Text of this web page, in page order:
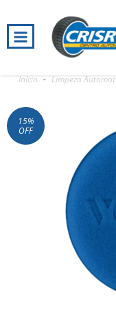
Novo
Início - Limpeza
15%
OFF